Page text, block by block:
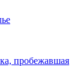
пробежавшая